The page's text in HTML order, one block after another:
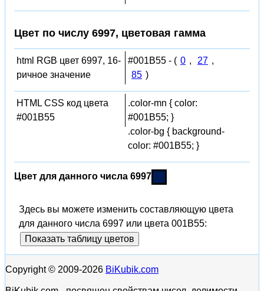
Цвет по числу 6997, цветовая гамма
html RGB цвет 6997, 16-
ричное значение
#001B55 - ( 0 , 27 ,
85 )
HTML CSS код цвета
#001B55
.color-mn { color:
#001B55; }
.color-bg { background-
color: #001B55; }
Цвет для данного числа 6997
Здесь вы можете изменить составляющую цвета
для данного числа 6997 или цвета 001B55:
Показать таблицу цветов
Copyright © 2009-2026 BiKubik.com